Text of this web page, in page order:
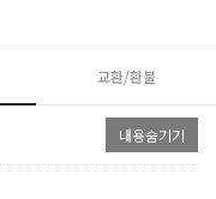
교환/환불
내용숨기기